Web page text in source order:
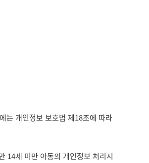
는 개인정보 보호법 제18조에 따라
14세 미만 아동의 개인정보 처리시